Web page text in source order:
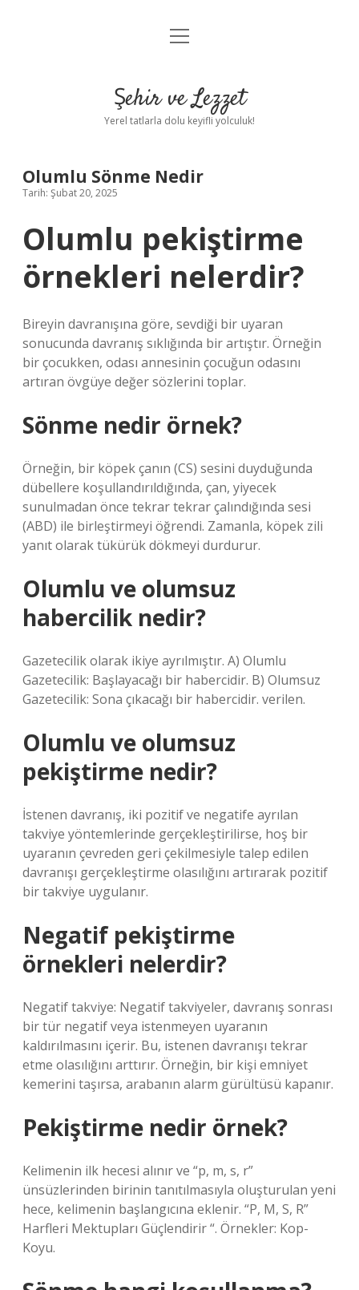
Anasayfa
Yasal Uyarı
menüyü
Şehir ve Lezzet
Yerel tatlarla dolu keyifli yolculuk!
Olumlu Sönme Nedir
Tarih: Şubat 20, 2025
Olumlu pekiştirme
örnekleri nelerdir?
Bireyin davranışına göre, sevdiği bir uyaran
sonucunda davranış sıklığında bir artıştır. Örneğin
bir çocukken, odası annesinin çocuğun odasını
artıran övgüye değer sözlerini toplar.
Sönme nedir örnek?
Örneğin, bir köpek çanın (CS) sesini duyduğunda
dübellere koşullandırıldığında, çan, yiyecek
sunulmadan önce tekrar tekrar çalındığında sesi
(ABD) ile birleştirmeyi öğrendi. Zamanla, köpek zili
yanıt olarak tükürük dökmeyi durdurur.
Olumlu ve olumsuz
habercilik nedir?
Gazetecilik olarak ikiye ayrılmıştır. A) Olumlu
Gazetecilik: Başlayacağı bir habercidir. B) Olumsuz
Gazetecilik: Sona çıkacağı bir habercidir. verilen.
Olumlu ve olumsuz
pekiştirme nedir?
İstenen davranış, iki pozitif ve negatife ayrılan
takviye yöntemlerinde gerçekleştirilirse, hoş bir
uyaranın çevreden geri çekilmesiyle talep edilen
davranışı gerçekleştirme olasılığını artırarak pozitif
bir takviye uygulanır.
Negatif pekiştirme
örnekleri nelerdir?
Negatif takviye: Negatif takviyeler, davranış sonrası
bir tür negatif veya istenmeyen uyaranın
kaldırılmasını içerir. Bu, istenen davranışı tekrar
etme olasılığını arttırır. Örneğin, bir kişi emniyet
kemerini taşırsa, arabanın alarm gürültüsü kapanır.
Pekiştirme nedir örnek?
Kelimenin ilk hecesi alınır ve “p, m, s, r”
ünsüzlerinden birinin tanıtılmasıyla oluşturulan yeni
hece, kelimenin başlangıcına eklenir. “P, M, S, R”
Harfleri Mektupları Güçlendirir “. Örnekler: Kop-
Koyu.